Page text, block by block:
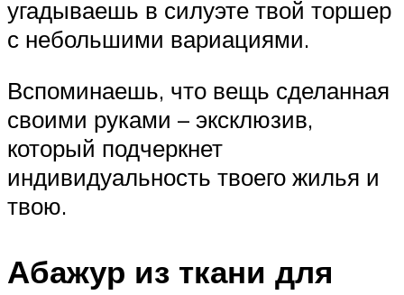
угадываешь в силуэте твой торшер
с небольшими вариациями.
Вспоминаешь, что вещь сделанная
своими руками – эксклюзив,
который подчеркнет
индивидуальность твоего жилья и
твою.
Абажур из ткани для